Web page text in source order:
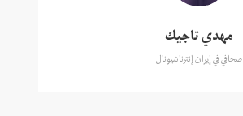
مهدي تاجيك
صحافي في إيران إنترناشيونال